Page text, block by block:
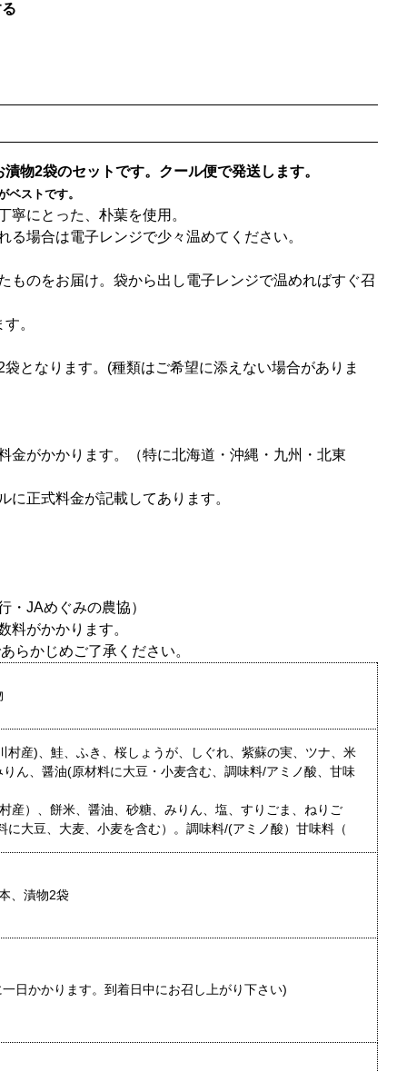
物2袋のセットです。クール便で発送します。
ストです。
にとった、朴葉を使用。
場合は電子レンジで少々温めてください。
ものをお届け。袋から出し電子レンジで温めればすぐ召
。
となります。(種類はご希望に添えない場合がありま
金がかかります。（特に北海道・沖縄・九州・北東
に正式料金が記載してあります。
・JAめぐみの農協）
がかかります。
かじめご了承ください。
村産)、鮭、ふき、桜しょうが、しぐれ、紫蘇の実、ツナ、米
ん、醤油(原材料に大豆・小麦含む、調味料/アミノ酸、甘味
産）、餅米、醤油、砂糖、みりん、塩、すりごま、ねりご
に大豆、大麦、小麦を含む）。調味料/(アミノ酸）甘味料（
、漬物2袋
日かかります。到着日中にお召し上がり下さい)